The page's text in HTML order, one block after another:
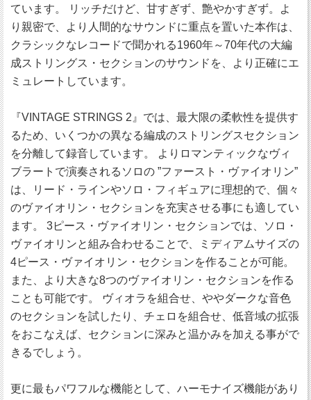
ています。 リッチだけど、甘すぎず、艶やかすぎず。よ
り親密で、より人間的なサウンドに重点を置いた本作は、
クラシックなレコードで聞かれる1960年～70年代の大編
成ストリングス・セクションのサウンドを、より正確にエ
ミュレートしています。
『VINTAGE STRINGS 2』では、最大限の柔軟性を提供す
るため、いくつかの異なる編成のストリングスセクション
を分離して録音しています。 よりロマンティックなヴィ
ブラートで演奏されるソロの ”ファースト・ヴァイオリン”
は、リード・ラインやソロ・フィギュアに理想的で、個々
のヴァイオリン・セクションを充実させる事にも適してい
ます。 3ピース・ヴァイオリン・セクションでは、ソロ・
ヴァイオリンと組み合わせることで、ミディアムサイズの
4ピース・ヴァイオリン・セクションを作ることが可能。
また、より大きな8つのヴァイオリン・セクションを作る
ことも可能です。 ヴィオラを組合せ、ややダークな音色
のセクションを試したり、チェロを組合せ、低音域の拡張
をおこなえば、セクションに深みと温かみを加える事がで
きるでしょう。
更に最もパワフルな機能として、ハーモナイズ機能があり